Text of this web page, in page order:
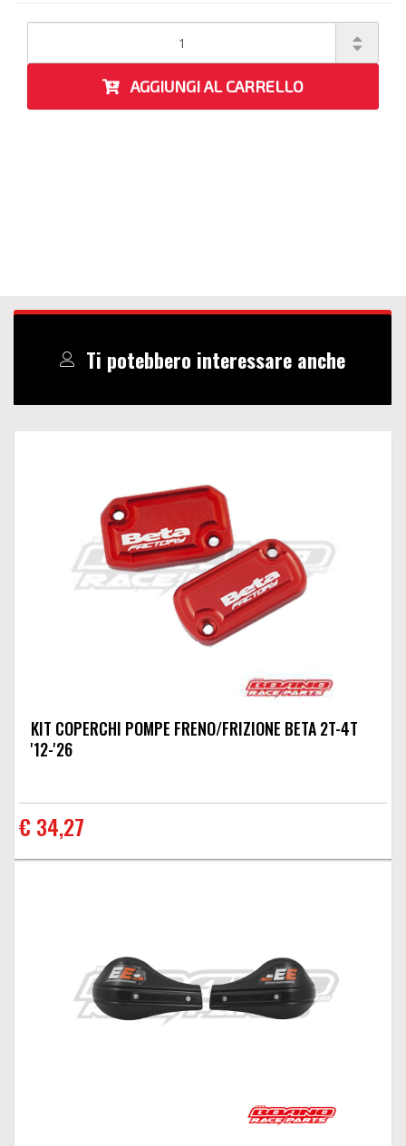
AGGIUNGI AL CARRELLO
Ti potebbero interessare anche
KIT COPERCHI POMPE FRENO/FRIZIONE BETA 2T-4T
'12-'26
€ 34,27